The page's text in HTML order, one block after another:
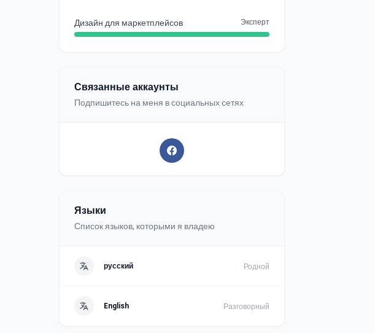
Дизайн для маркетплейсов Эксперт
Связанные аккаунты
Подпишитесь на меня в социальных сетях
Языки
Список языков, которыми я владею
русский Родной
English Разговорный